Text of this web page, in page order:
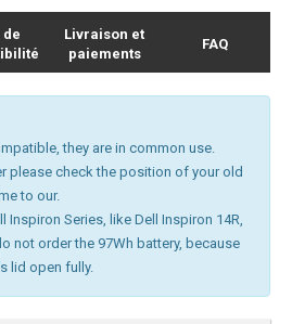
de
Livraison et
paiements
FAQ
they are in common use.
please check the position of your old
to our.
Inspiron Series, like Dell Inspiron 14R,
not order the 97Wh battery, because
lid open fully.